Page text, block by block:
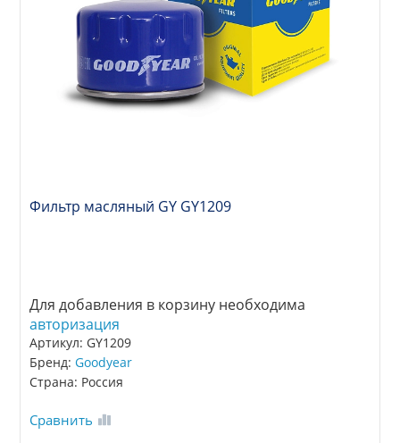
Фильтр масляный GY GY1209
Для добавления в корзину необходима
авторизация
Артикул: GY1209
Бренд:Goodyear
Страна: Россия
Сравнить